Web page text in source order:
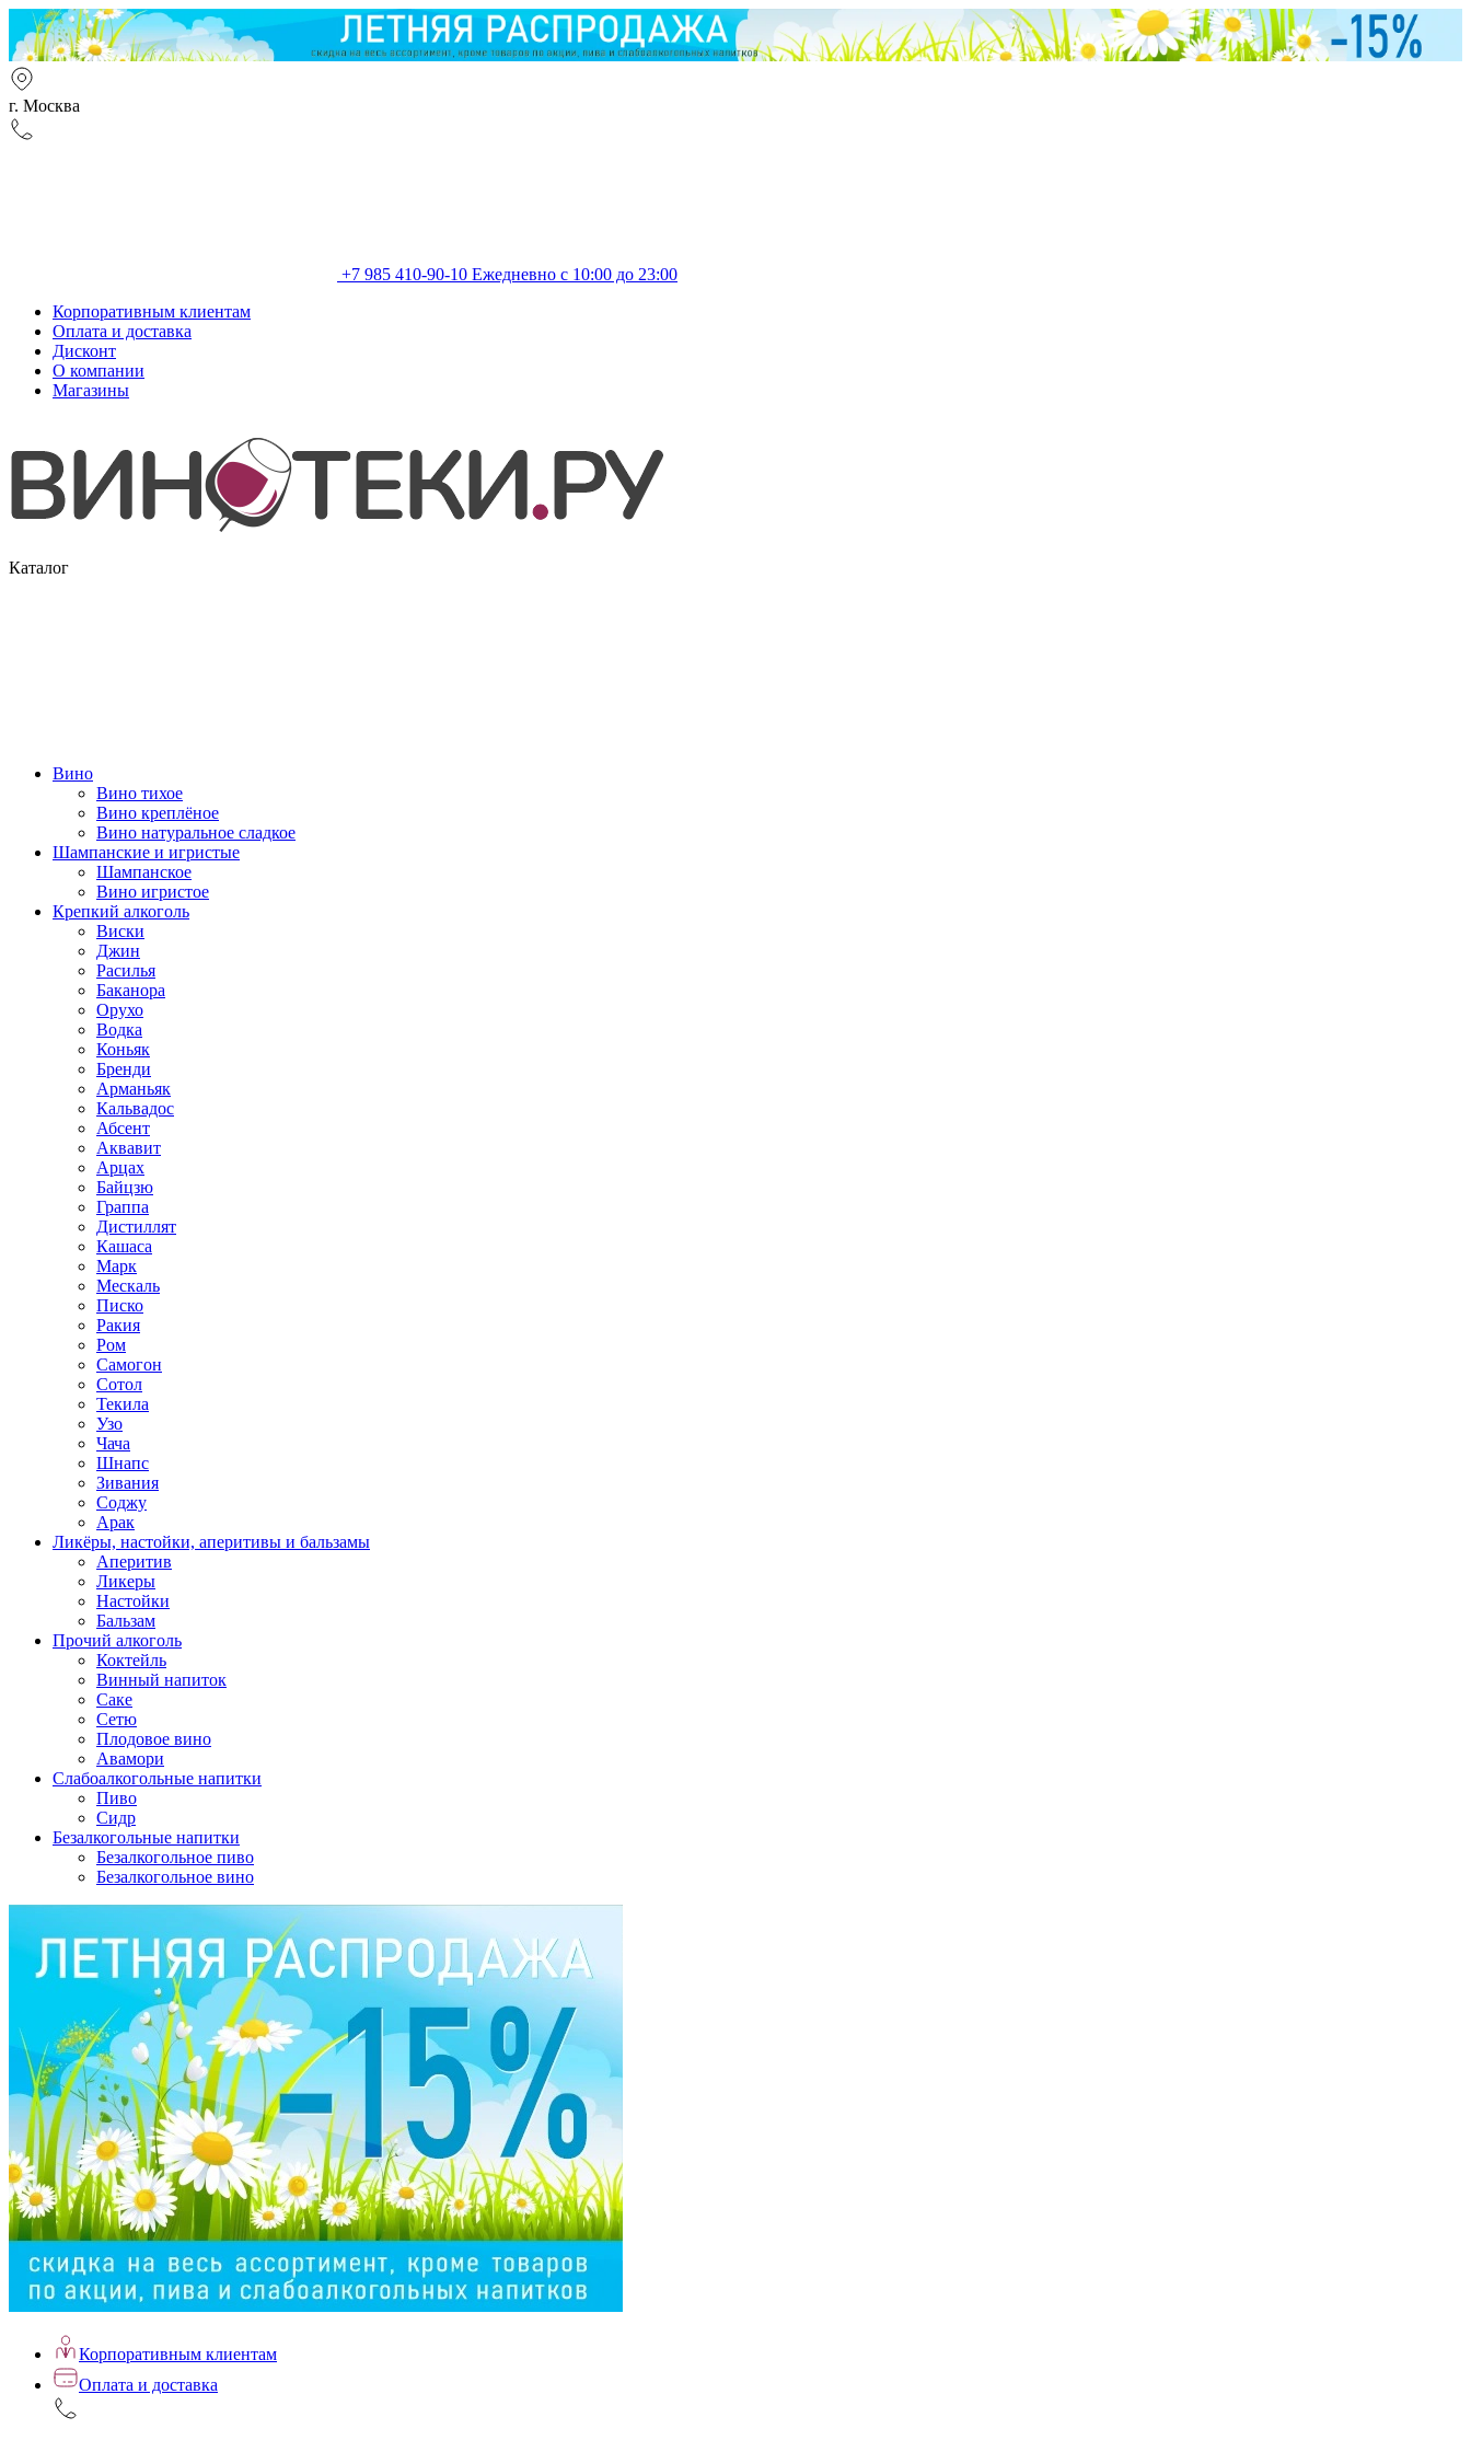
г. Москва
+7 985 410-90-10 Ежедневно с 10:00 до 23:00
Корпоративным клиентам
Оплата и доставка
Дисконт
О компании
Магазины
Каталог
Вино
Вино тихое
Вино креплёное
Вино натуральное сладкое
Шампанские и игристые
Шампанское
Вино игристое
Крепкий алкоголь
Виски
Джин
Расилья
Баканора
Орухо
Водка
Коньяк
Бренди
Арманьяк
Кальвадос
Абсент
Аквавит
Арцах
Байцзю
Граппа
Дистиллят
Кашаса
Марк
Мескаль
Писко
Ракия
Ром
Самогон
Сотол
Текила
Узо
Чача
Шнапс
Зивания
Соджу
Арак
Ликёры, настойки, аперитивы и бальзамы
Аперитив
Ликеры
Настойки
Бальзам
Прочий алкоголь
Коктейль
Винный напиток
Саке
Сетю
Плодовое вино
Авамори
Слабоалкогольные напитки
Пиво
Сидр
Безалкогольные напитки
Безалкогольное пиво
Безалкогольное вино
Корпоративным клиентам
Оплата и доставка